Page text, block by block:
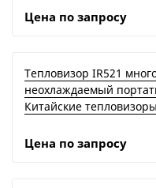
Цена по запросу
Тепловизор IR521
неохлаждаемый
Китайские тепловизоры
Цена по запросу